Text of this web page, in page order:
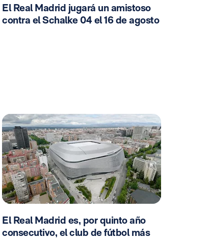
El Real Madrid jugará un amistoso
contra el Schalke 04 el 16 de agosto
El Real Madrid es, por quinto año
consecutivo, el club de fútbol más